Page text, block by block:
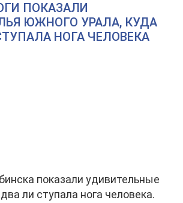
ПОКАЗАЛИ
ЮЖНОГО УРАЛА, КУДА
НОГА ЧЕЛОВЕКА
показали удивительные
ли ступала нога человека.